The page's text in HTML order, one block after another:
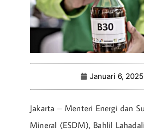
Januari 6, 2025
Jakarta – Menteri Energi dan
Mineral (ESDM), Bahlil